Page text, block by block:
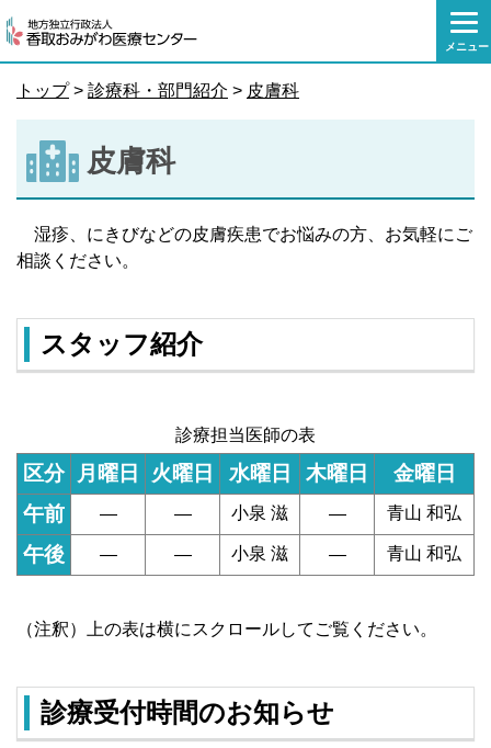
メニュー
文
動
トップ> 診療科・部門紹介 > 皮膚科
皮膚科
湿疹、にきびなどの皮膚疾患でお悩みの方、お気軽にご
相談ください。
スタッフ紹介
診療担当医師の表
区分 月曜日 火曜日 水曜日 木曜日
金曜日
午前
― ― 小泉 滋 ― 青山 和弘
午後 ― ― 小泉 滋 ― 青山 和弘
（注釈）上の表は横にスクロールしてご覧ください。
診療受付時間のお知らせ